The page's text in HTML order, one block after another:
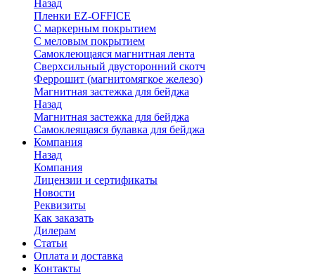
Назад
Пленки EZ-OFFICE
С маркерным покрытием
С меловым покрытием
Самоклеющаяся магнитная лента
Сверхсильный двусторонний скотч
Феррошит (магнитомягкое железо)
Магнитная застежка для бейджа
Назад
Магнитная застежка для бейджа
Самоклеящаяся булавка для бейджа
Компания
Назад
Компания
Лицензии и сертификаты
Новости
Реквизиты
Как заказать
Дилерам
Статьи
Оплата и доставка
Контакты